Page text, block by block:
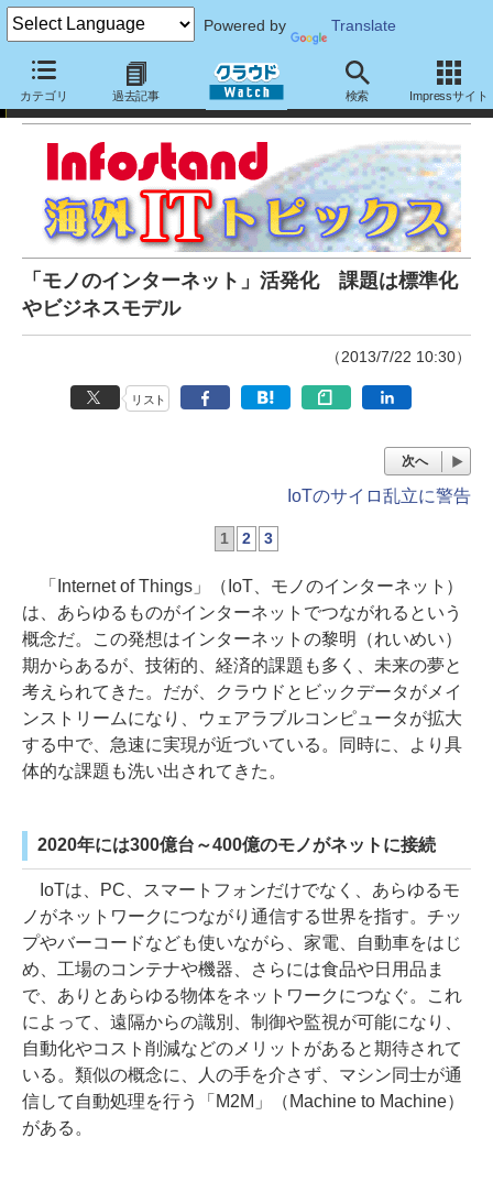
Powered by Translate
カテゴリ 過去記事 検索 Impressサイト
Infostand海外ITトピックス
「モノのインターネット」活発化 課題は標準化
やビジネスモデル
（2013/7/22 10:30）
リスト
次へ
IoTのサイロ乱立に警告
1 2 3
「Internet of Things」（IoT、モノのインターネット）
は、あらゆるものがインターネットでつながれるという
概念だ。この発想はインターネットの黎明（れいめい）
期からあるが、技術的、経済的課題も多く、未来の夢と
考えられてきた。だが、クラウドとビックデータがメイ
ンストリームになり、ウェアラブルコンピュータが拡大
する中で、急速に実現が近づいている。同時に、より具
体的な課題も洗い出されてきた。
2020年には300億台～400億のモノがネットに接続
IoTは、PC、スマートフォンだけでなく、あらゆるモ
ノがネットワークにつながり通信する世界を指す。チッ
プやバーコードなども使いながら、家電、自動車をはじ
め、工場のコンテナや機器、さらには食品や日用品ま
で、ありとあらゆる物体をネットワークにつなぐ。これ
によって、遠隔からの識別、制御や監視が可能になり、
自動化やコスト削減などのメリットがあると期待されて
いる。類似の概念に、人の手を介さず、マシン同士が通
信して自動処理を行う「M2M」（Machine to Machine）
がある。